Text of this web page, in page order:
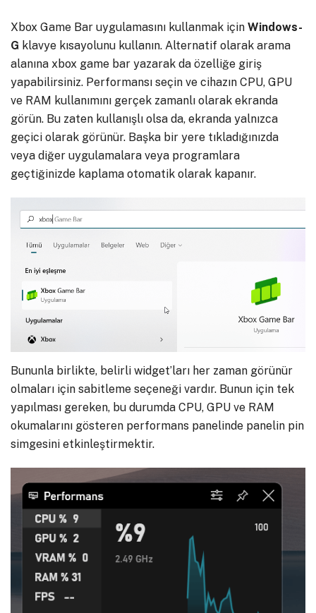
Xbox Game Bar uygulamasını kullanmak için Windows-
G klavye kısayolunu kullanın. Alternatif olarak arama
alanına xbox game bar yazarak da özelliğe giriş
yapabilirsiniz. Performansı seçin ve cihazın CPU, GPU
ve RAM kullanımını gerçek zamanlı olarak ekranda
görün. Bu zaten kullanışlı olsa da, ekranda yalnızca
geçici olarak görünür. Başka bir yere tıkladığınızda
veya diğer uygulamalara veya programlara
geçtiğinizde kaplama otomatik olarak kapanır.
Bununla birlikte, belirli widget’ları her zaman görünür
olmaları için sabitleme seçeneği vardır. Bunun için tek
yapılması gereken, bu durumda CPU, GPU ve RAM
okumalarını gösteren performans panelinde panelin pin
simgesini etkinleştirmektir.